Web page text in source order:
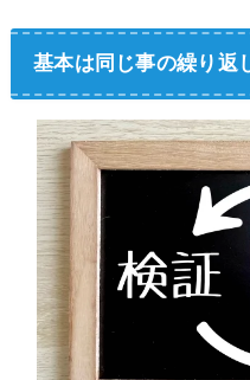
基本は同じ事の繰り返